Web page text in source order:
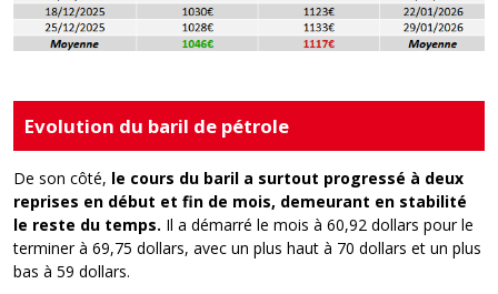
Evolution du baril de pétrole
De son côté, le cours du baril a surtout progressé à deux
reprises en début et fin de mois, demeurant en stabilité
le reste du temps. Il a démarré le mois à 60,92 dollars pour le
terminer à 69,75 dollars, avec un plus haut à 70 dollars et un plus
bas à 59 dollars.